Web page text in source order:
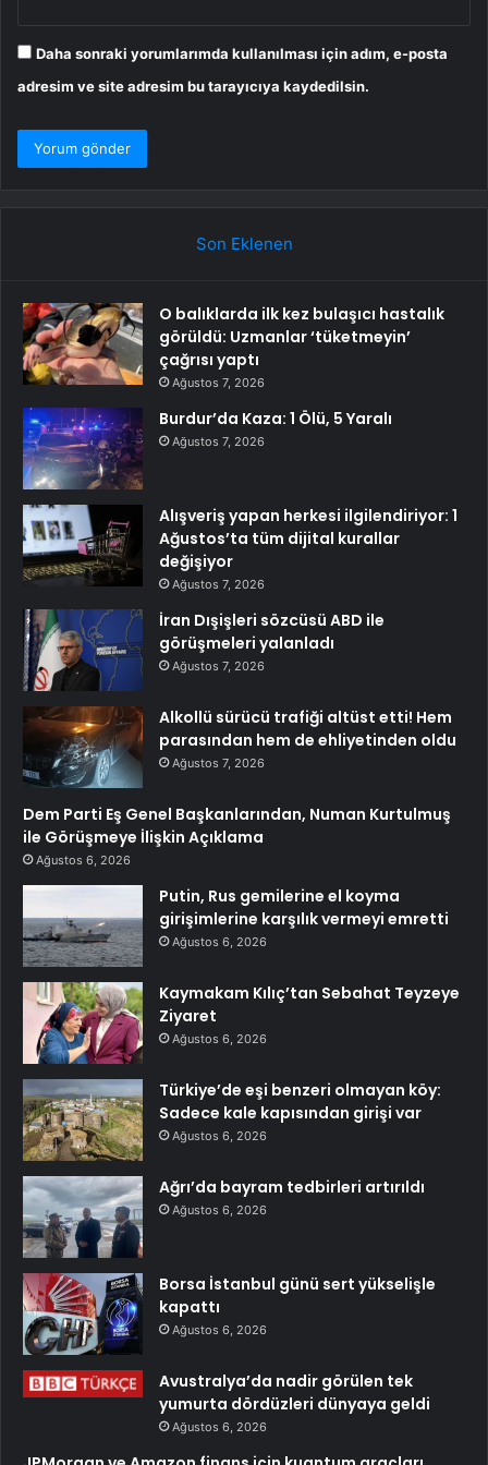
Daha sonraki yorumlarımda kullanılması için adım, e-posta
adresim ve site adresim bu tarayıcıya kaydedilsin.
Son Eklenen
O balıklarda ilk kez bulaşıcı hastalık
görüldü: Uzmanlar ‘tüketmeyin’
çağrısı yaptı
Ağustos 7, 2026
Burdur’da Kaza: 1 Ölü, 5 Yaralı
Ağustos 7, 2026
Alışveriş yapan herkesi ilgilendiriyor: 1
Ağustos’ta tüm dijital kurallar
değişiyor
Ağustos 7, 2026
İran Dışişleri sözcüsü ABD ile
görüşmeleri yalanladı
Ağustos 7, 2026
Alkollü sürücü trafiği altüst etti! Hem
parasından hem de ehliyetinden oldu
Ağustos 7, 2026
Dem Parti Eş Genel Başkanlarından, Numan Kurtulmuş
ile Görüşmeye İlişkin Açıklama
Ağustos 6, 2026
Putin, Rus gemilerine el koyma
girişimlerine karşılık vermeyi emretti
Ağustos 6, 2026
Kaymakam Kılıç’tan Sebahat Teyzeye
Ziyaret
Ağustos 6, 2026
Türkiye’de eşi benzeri olmayan köy:
Sadece kale kapısından girişi var
Ağustos 6, 2026
Ağrı’da bayram tedbirleri artırıldı
Ağustos 6, 2026
Borsa İstanbul günü sert yükselişle
kapattı
Ağustos 6, 2026
Avustralya’da nadir görülen tek
yumurta dördüzleri dünyaya geldi
Ağustos 6, 2026